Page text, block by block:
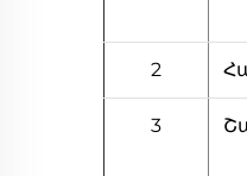
2
3